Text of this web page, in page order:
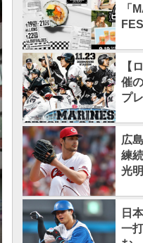
「
弾
日
デー
【
催
プ
ス
催
広
練
光
期
日
一